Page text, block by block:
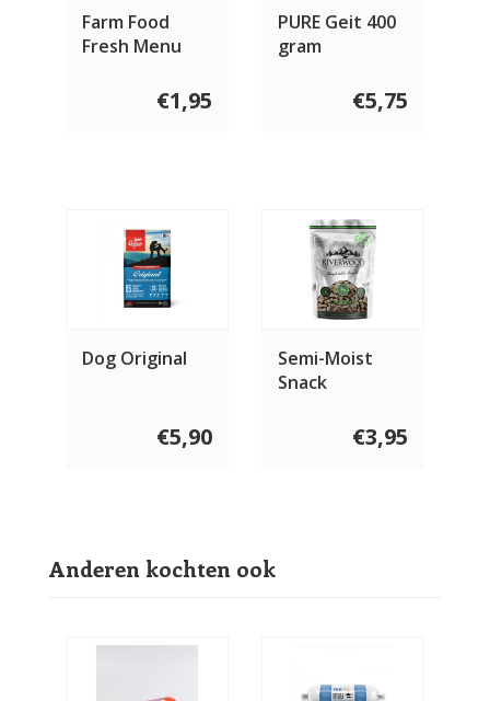
Farm Food
Fresh Menu
€1,95
PURE Geit 400
gram
€5,75
Dog Original
€5,90
Semi-Moist
Snack
Friend 200€3,95
Anderen kochten ook